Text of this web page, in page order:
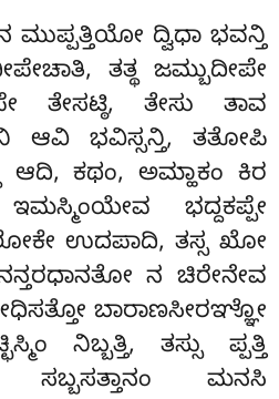
ಮುಪ್ಪತ್ತಿಯೋ ದ್ವಿಧಾ ಭವನ್ತಿ
ತತ್ಥ ಜಮ್ಬುದೀಪೇ
ತೇಸಟ್ಠಿ, ತೇಸು ತಾವ
ಆವಿ ಭವಿಸ್ಸನ್ತಿ, ತತೋಪಿ
ಆದಿ, ಕಥಂ, ಅಮ್ಹಾಕಂ ಕಿರ
ಭದ್ದಕಪ್ಪೇ
ಉದಪಾದಿ, ತಸ್ಸ ಖೋ
ನ ಚಿರೇನೇವ
ಬಾರಾಣಸೀರಞ್ಞೋ
ನಿಬ್ಬತ್ತಿ, ತಸ್ಸು ಪ್ಪತ್ತಿ
ಸಬ್ಬಸತ್ತಾನಂ ಮನಸಿ